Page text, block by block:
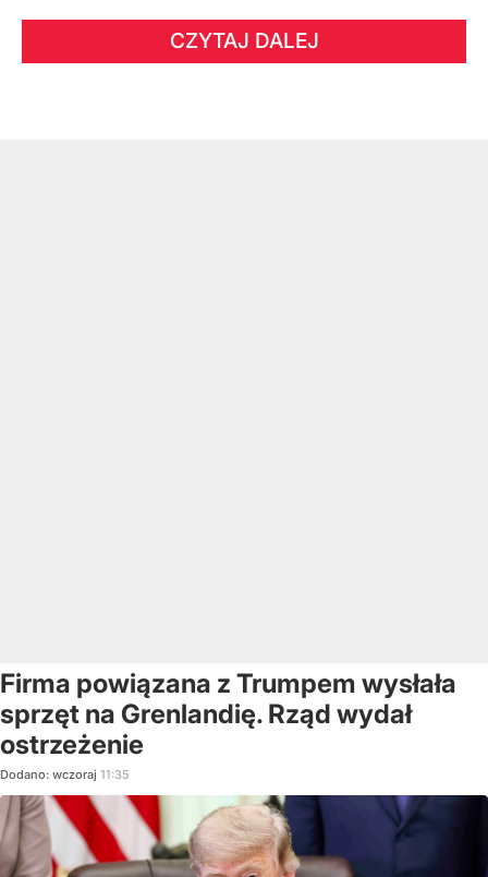
CZYTAJ DALEJ
Firma powiązana z Trumpem wysłała
sprzęt na Grenlandię. Rząd wydał
ostrzeżenie
Dodano: wczoraj 11:35